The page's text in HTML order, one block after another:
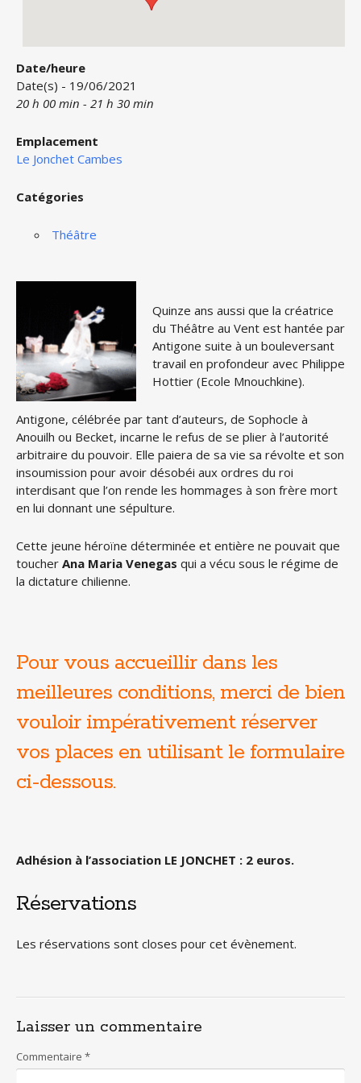
Date/heure
Date(s) - 19/06/2021
20 h 00 min - 21 h 30 min
Emplacement
Le Jonchet Cambes
Catégories
Théâtre
Quinze ans aussi que la créatrice
du Théâtre au Vent est hantée par
Antigone suite à un bouleversant
travail en profondeur avec Philippe
Hottier (Ecole Mnouchkine).
Antigone, célébrée par tant d’auteurs, de Sophocle à
Anouilh ou Becket, incarne le refus de se plier à l’autorité
arbitraire du pouvoir. Elle paiera de sa vie sa révolte et son
insoumission pour avoir désobéi aux ordres du roi
interdisant que l’on rende les hommages à son frère mort
en lui donnant une sépulture.
Cette jeune héroïne déterminée et entière ne pouvait que
toucher Ana Maria Venegas qui a vécu sous le régime de
la dictature chilienne.
Pour vous accueillir dans les
meilleures conditions, merci de bien
vouloir impérativement réserver
vos places en utilisant le formulaire
ci-dessous.
Adhésion à l’association LE JONCHET : 2 euros.
Réservations
Les réservations sont closes pour cet évènement.
Laisser un commentaire
Commentaire *